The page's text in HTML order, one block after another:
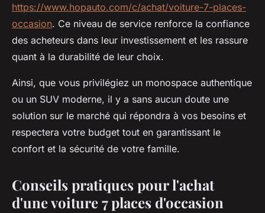
https://www.hopauto.com/c/achat/voiture-7-places-
occasion. Ce niveau de service renforce la confiance
des acheteurs dans leur investissement et les rassure
quant à la durabilité de leur choix.
Ainsi, que vous privilégiez un monospace authentique
ou un SUV moderne, il y a sans aucun doute une
solution sur le marché qui répondra à vos besoins et
respectera votre budget tout en garantissant le
confort et la sécurité de votre famille.
Conseils pratiques pour l'achat
d'une voiture 7 places d'occasion